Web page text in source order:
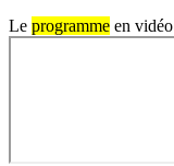
Le programme en vidéo